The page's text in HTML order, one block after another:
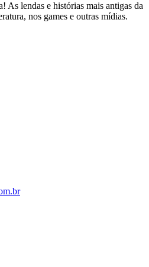
As lendas e histórias mais antigas da
nos games e outras mídias.